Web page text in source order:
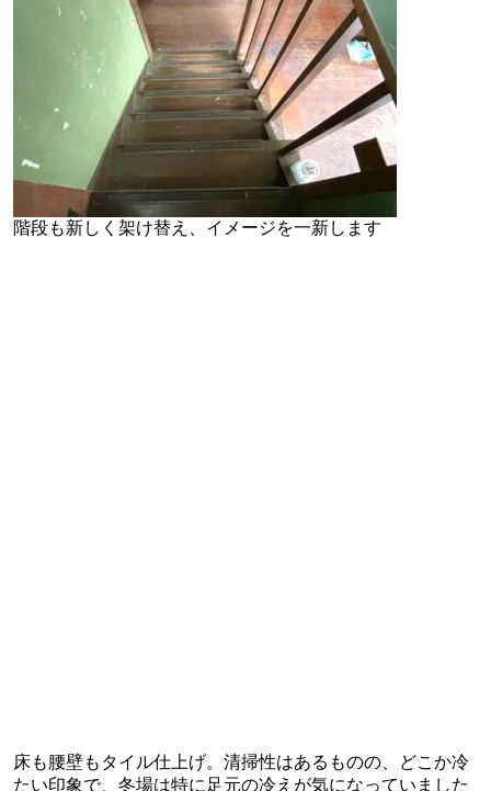
階段も新しく架け替え、イメージを一新します
床も腰壁もタイル仕上げ。清掃性はあるものの、どこか冷
たい印象で、冬場は特に足元の冷えが気になっていました